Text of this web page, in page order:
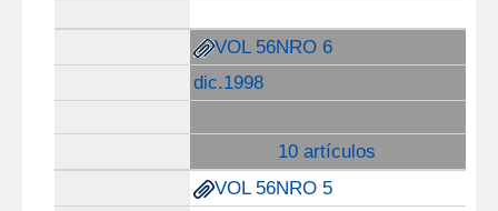
VOL 56NRO 6
dic.1998
10 artículos
VOL 56NRO 5